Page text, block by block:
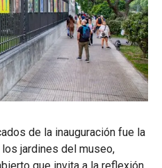
de la inauguración fue la
jardines del museo,